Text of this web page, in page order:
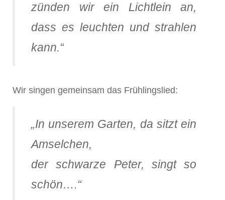
zünden wir ein Lichtlein an,
dass es leuchten und strahlen
kann.“
Wir singen gemeinsam das Frühlingslied:
„In unserem Garten, da sitzt ein
Amselchen,
der schwarze Peter, singt so
schön….“